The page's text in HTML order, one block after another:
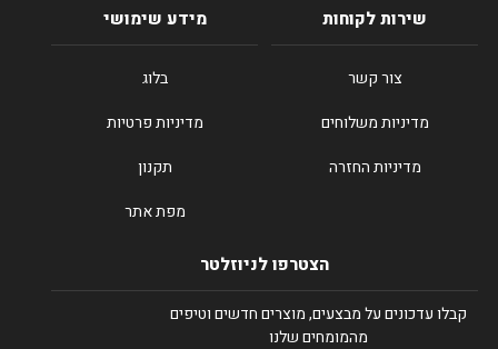
שירות לקוחות
צור קשר
מדיניות משלוחים
מדיניות החזרה
מידע שימושי
בלוג
מדיניות פרטיות
תקנון
מפת אתר
הצטרפו לניוזלטר
קבלו עדכונים על מבצעים, מוצרים חדשים וטיפים
מהמומחים שלנו